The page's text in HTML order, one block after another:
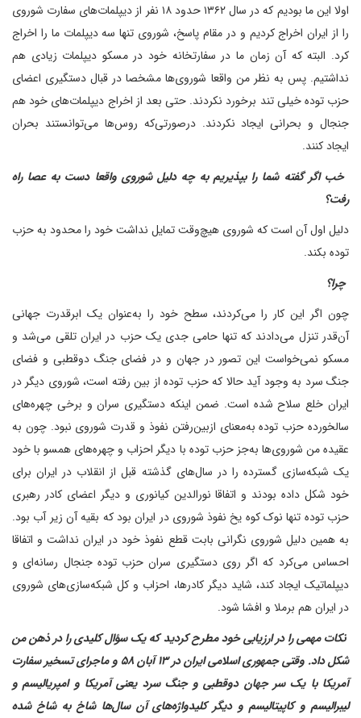
اولا این ما بودیم که در سال ۱۳۶۲ حدود ۱۸ نفر از دیپلمات‌های سفارت شوروی
را از ایران اخراج کردیم و در مقام پاسخ، شوروی تنها سه دیپلمات ما را اخراج
کرد. البته که آن زمان ما در سفارتخانه خود در مسکو دیپلمات زیادی هم
نداشتیم. پس به نظر من واقعا شوروی‌ها مشخصا در قبال دستگیری اعضای
حزب توده خیلی تند برخورد نکردند. حتی بعد از اخراج دیپلمات‌های خود هم
جنجال و بحرانی ایجاد نکردند. در‌صورتی‌که روس‌ها می‌توانستند بحران
ایجاد کنند.
‌ خب اگر گفته شما را بپذیریم به چه دلیل شوروی واقعا دست به عصا راه
رفت؟
دلیل اول آن است که شوروی هیچ‌وقت تمایل نداشت خود را محدود به حزب
توده بکند.
‌ چرا؟
چون اگر این کار را می‌کردند، سطح خود را به‌عنوان یک ابرقدرت جهانی
آن‌قدر تنزل می‌دادند که تنها حامی جدی یک حزب در ایران تلقی می‌شد و
مسکو نمی‌خواست این تصور در جهان و در فضای جنگ دوقطبی و فضای
جنگ سرد به وجود آید حالا که حزب توده از بین رفته است، شوروی دیگر در
ایران خلع سلاح شده است. ضمن اینکه دستگیری سران و برخی چهره‌های
سالخورده حزب توده به‌معنای از‌بین‌رفتن نفوذ و قدرت شوروی نبود. چون به
عقیده من شوروی‌ها به‌جز حزب توده با دیگر احزاب و چهره‌های همسو با خود
یک شبکه‌سازی گسترده را در سال‌های گذشته قبل از انقلاب در ایران برای
خود شکل داده بودند و اتفاقا نورالدین کیانوری و دیگر اعضای کادر رهبری
حزب توده تنها نوک کوه یخ نفوذ شوروی در ایران بود که بقیه آن زیر آب بود.
به همین دلیل شوروی نگرانی بابت قطع نفوذ خود در ایران نداشت و اتفاقا
احساس می‌کرد که اگر روی دستگیری سران حزب توده جنجال رسانه‌ای و
دیپلماتیک ایجاد کند، شاید دیگر کادرها، احزاب و کل شبکه‌سازی‌های شوروی
در ایران هم برملا و افشا شود.
‌ نکات مهمی را در ارزیابی خود مطرح کردید که یک سؤال کلیدی را در ذهن من
شکل داد. وقتی جمهوری اسلامی ایران در ۱۳ آبان ۵۸ و ماجرای تسخیر سفارت
آمریکا با یک سر جهان دوقطبی و جنگ سرد یعنی آمریکا و امپریالیسم و
لیبرالیسم و کاپیتالیسم و دیگر کلیدواژه‌های آن سال‌ها شاخ به شاخ شده